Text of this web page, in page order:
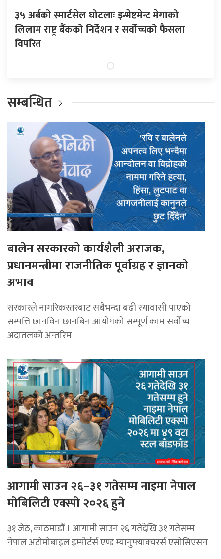
३५ अर्बको स्मार्टसेल घोटलाः इन्भेष्टमेन्ट मेगाको
लिलाम राष्ट्र बैंकको निर्देशन र सर्वोच्चको फैसला
विपरित
सम्बन्धित
बालेन सरकारको कार्यशैली अराजक,
प्रधानमन्त्रीमा राजनीतिक पूर्वाग्रह र ज्ञानको
अभाव
सरकारले नागरिकस्तरबाट सबैभन्दा बढी स्यावासी पाएको
सम्पत्ति छानविन छानबिन आयोगको सम्पूर्ण काम सर्वोच्च
अदातलको अन्तरिम
आगामी साउन २६–३१ गतेसम्म नाइमा नेपाल
मोबिलिटी एक्स्पो २०२६ हुने
३१ जेठ, काठमाडाैं । आगामी साउन २६ गतेदेखि ३१ गतेसम्म
नेपाल अटोमोबाइल इम्पोर्टर्स एण्ड म्यानुफ्याक्चरर्स एसोसिएसन